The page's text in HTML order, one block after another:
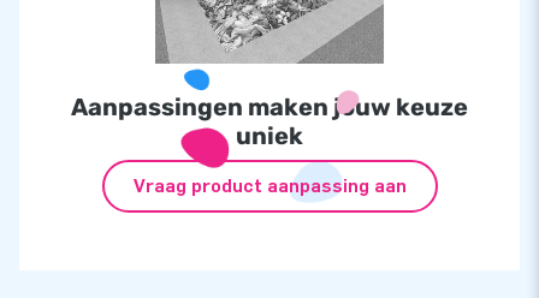
Aanpassingen maken jouw keuze
uniek
Vraag product aanpassing aan